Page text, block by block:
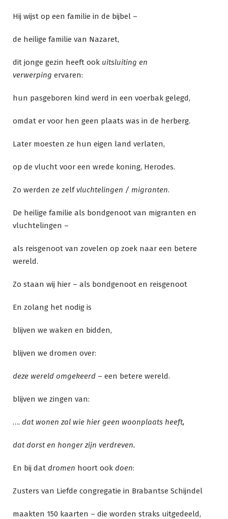
Hij wijst op een familie in de bijbel –
de heilige familie van Nazaret,
dit jonge gezin heeft ook uitsluiting en
verwerping ervaren:
hun pasgeboren kind werd in een voerbak gelegd,
omdat er voor hen geen plaats was in de herberg.
Later moesten ze hun eigen land verlaten,
op de vlucht voor een wrede koning, Herodes.
Zo werden ze zelfvluchtelingen / migranten.
De heilige familie als bondgenoot van migranten en
vluchtelingen –
als reisgenoot van zovelen op zoek naar een betere
wereld.
Zo staan wij hier – als bondgenoot en reisgenoot
En zolang het nodig is
blijven we waken en bidden,
blijven we dromen over:
deze wereld omgekeerd – een betere wereld.
blijven we zingen van:
…. dat wonen zal wie hier geen woonplaats heeft,
dat dorst en honger zijn verdreven.
En bij dat dromen hoort ook doen:
Zusters van Liefde congregatie in Brabantse Schijndel
maakten 150 kaarten – die worden straks uitgedeeld,